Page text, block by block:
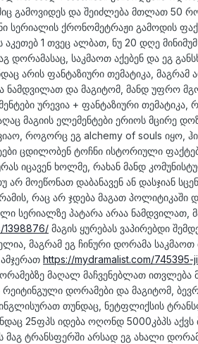
გამოვიდეს და შეიძლება მთლათ 50
სერიალის ქრონომეტრაჟი გამოდის
აკეთებ 1 თვეც ალბათ, ნუ 20 დღე
დორამასაც, საკმაოთ აქებენ და ეგ
არის ფანტაზიური თემატიკა, მაგრამ
ნამდვილათ და მაგიტომ, მანდ უფრო
ურევია + ფანტაზიური
მაგიის ელემენტები ერიოს მცირე
როგორც ეგ alchemy of souls იყო,
ცდილობენ ტოჩნი ისტორიული
იცავენ ხოლმე, რახან მანდ
მოეწონათ დაბანავენ ან დასჯიან
რაც არ ჯდება მაგათ პოლიტიკაში
სერიალზე პატარა არაა ნამდვილათ,
1398876/ მაგის ყურებას ვაპირებდი
მაგრამ ეგ ჩინური დორამა
https://mydramalist.com/745395-
მაღალ მაჩვენებლათ ითვლება
დორამები და მაგიტომ,
თუნდაც, ნეტფლიქსის
25ფპს იდება ოღონდ 5000კბპს
მაგ ტრანსფერში არსად ეგ ახალი